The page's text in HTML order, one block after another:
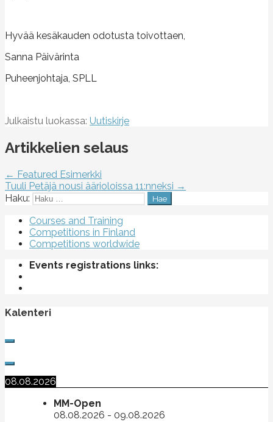
Hyvää kesäkauden odotusta toivottaen,
Sanna Päivärinta
Puheenjohtaja, SPLL
Julkaistu luokassa: Uutiskirje
Artikkelien selaus
← Featured Esimerkki
Tuuli Petäjä nousi äärioloissa 11:nneksi →
Haku:
Courses and Training
Competitions in Finland
Competitions worldwide
Events registrations links:
Kalenteri
08.08.2026
MM-Open
08.08.2026 - 09.08.2026